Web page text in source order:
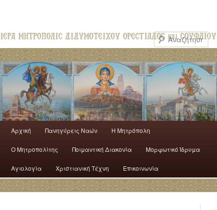
Αρχική Πανηγύρεις Ναών H Mητρόπολη
Ο Mητροπολίτης Ποιμαντική Διακονία Μορφωτικό Ίδρυμα
Αγιολογία Χριστιανική Τέχνη Επικοινωνία